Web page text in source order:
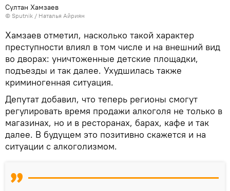
Султан Хамзаев
© Sputnik / Наталья Айриян
Хамзаев отметил, насколько такой характер
преступности влиял в том числе и на внешний вид
во дворах: уничтоженные детские площадки,
подъезды и так далее. Ухудшилась также
криминогенная ситуация.
Депутат добавил, что теперь регионы смогут
регулировать время продажи алкоголя не только в
магазинах, но и в ресторанах, барах, кафе и так
далее. В будущем это позитивно скажется и на
ситуации с алкоголизмом.